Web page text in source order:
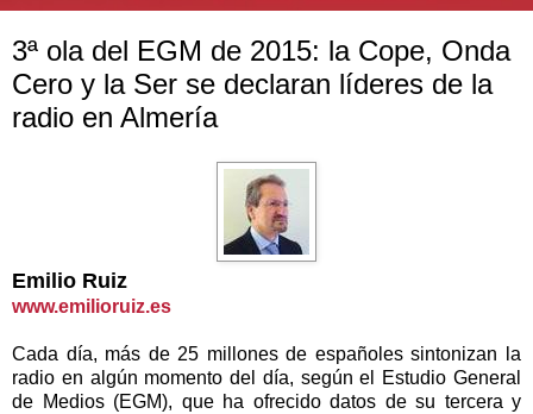
3ª ola del EGM de 2015: la Cope, Onda
Cero y la Ser se declaran líderes de la
radio en Almería
Emilio Ruiz
www.emilioruiz.es
Cada día, más de 25 millones de españoles sintonizan la
radio en algún momento del día, según el Estudio General
de Medios (EGM), que ha ofrecido datos de su tercera y